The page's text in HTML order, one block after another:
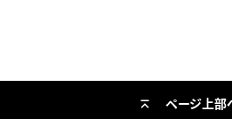
ページ上部